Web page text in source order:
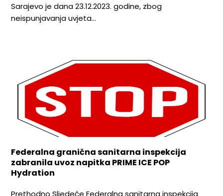
Sarajevo je dana 23.12.2023. godine, zbog
neispunjavanja uvjeta…
Federalna granična sanitarna inspekcija
zabranila uvoz napitka PRIME ICE POP
Hydration
Prethodno Sljedeće Federalna sanitarna inspekcija